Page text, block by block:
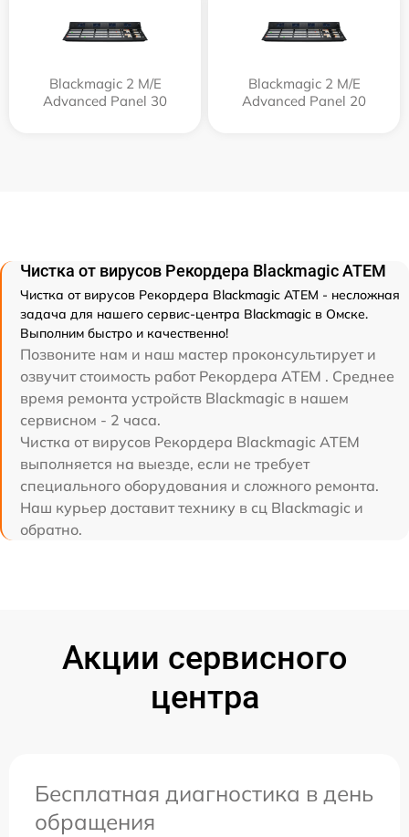
Blackmagic 2 M/E
Advanced Panel 30
Blackmagic 2 M/E
Advanced Panel 20
Чистка от вирусов Рекордера Blackmagic ATEM
Чистка от вирусов Рекордера Blackmagic ATEM - несложная
задача для нашего сервис-центра Blackmagic в Омске.
Выполним быстро и качественно!
Позвоните нам и наш мастер проконсультирует и
озвучит стоимость работ Рекордера ATEM . Среднее
время ремонта устройств Blackmagic в нашем
сервисном - 2 часа.
Чистка от вирусов Рекордера Blackmagic ATEM
выполняется на выезде, если не требует
специального оборудования и сложного ремонта.
Наш курьер доставит технику в сц Blackmagic и
обратно.
Акции сервисного
центра
Бесплатная диагностика в день
обращения